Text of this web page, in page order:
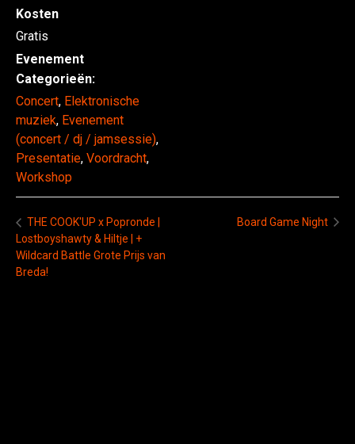
Kosten
Gratis
Evenement
Categorieën:
Concert, Elektronische
muziek, Evenement
(concert / dj / jamsessie),
Presentatie, Voordracht,
Workshop
THE COOK'UP x Popronde |
Lostboyshawty & Hiltje | +
Wildcard Battle Grote Prijs van
Breda!
Board Game Night